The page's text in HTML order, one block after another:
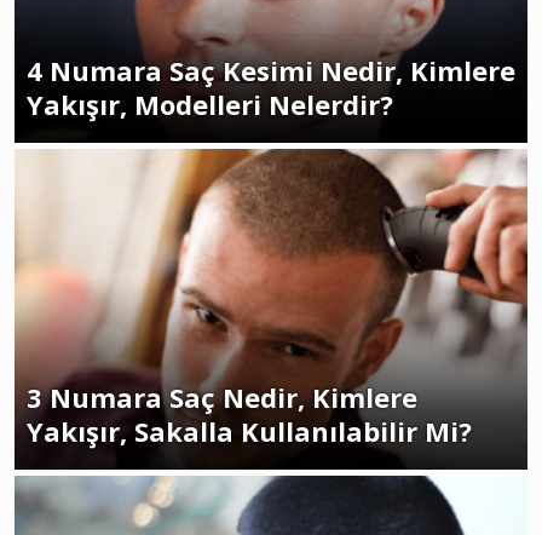
4 Numara Saç Kesimi Nedir, Kimlere
Yakışır, Modelleri Nelerdir?
3 Numara Saç Nedir, Kimlere
Yakışır, Sakalla Kullanılabilir Mi?